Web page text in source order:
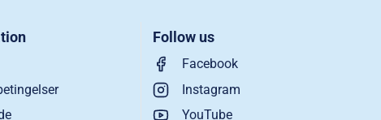
Follow us
Facebook
Instagram
YouTube